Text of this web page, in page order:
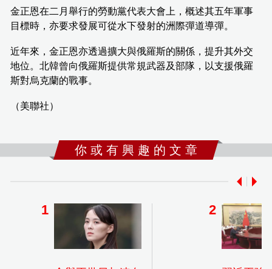
金正恩在二月舉行的勞動黨代表大會上，概述其五年軍事
目標時，亦要求發展可從水下發射的洲際彈道導彈。
近年來，金正恩亦透過擴大與俄羅斯的關係，提升其外交
地位。北韓曾向俄羅斯提供常規武器及部隊，以支援俄羅
斯對烏克蘭的戰事。
（美聯社）
你 或 有 興 趣 的 文 章